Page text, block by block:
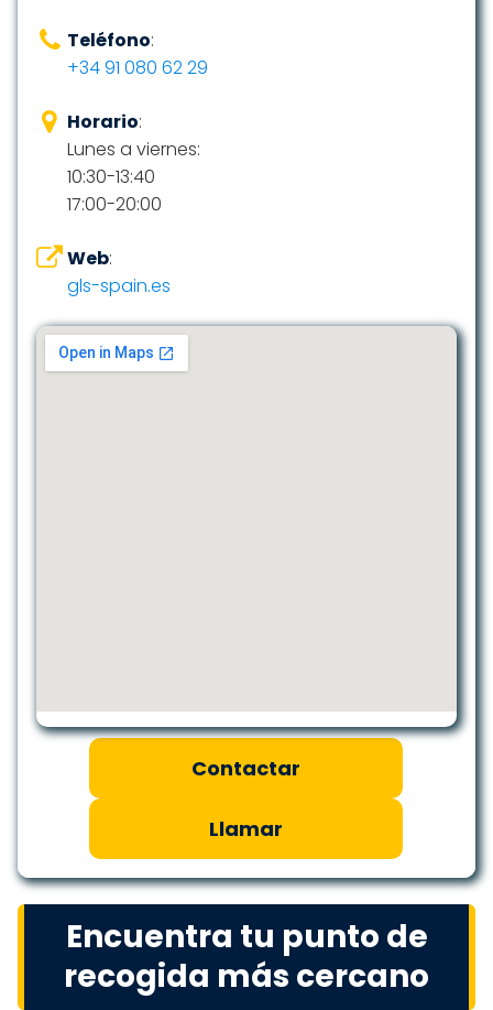
Teléfono:
+34 91 080 62 29
Horario:
Lunes a viernes:
10:30-13:40
17:00-20:00
Web:
gls-spain.es
Contactar
Llamar
Encuentra tu punto de
recogida más cercano